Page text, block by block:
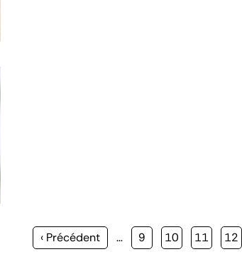
Page
‹ Précédent … Page
9 Page
10 Page
11 Page
12